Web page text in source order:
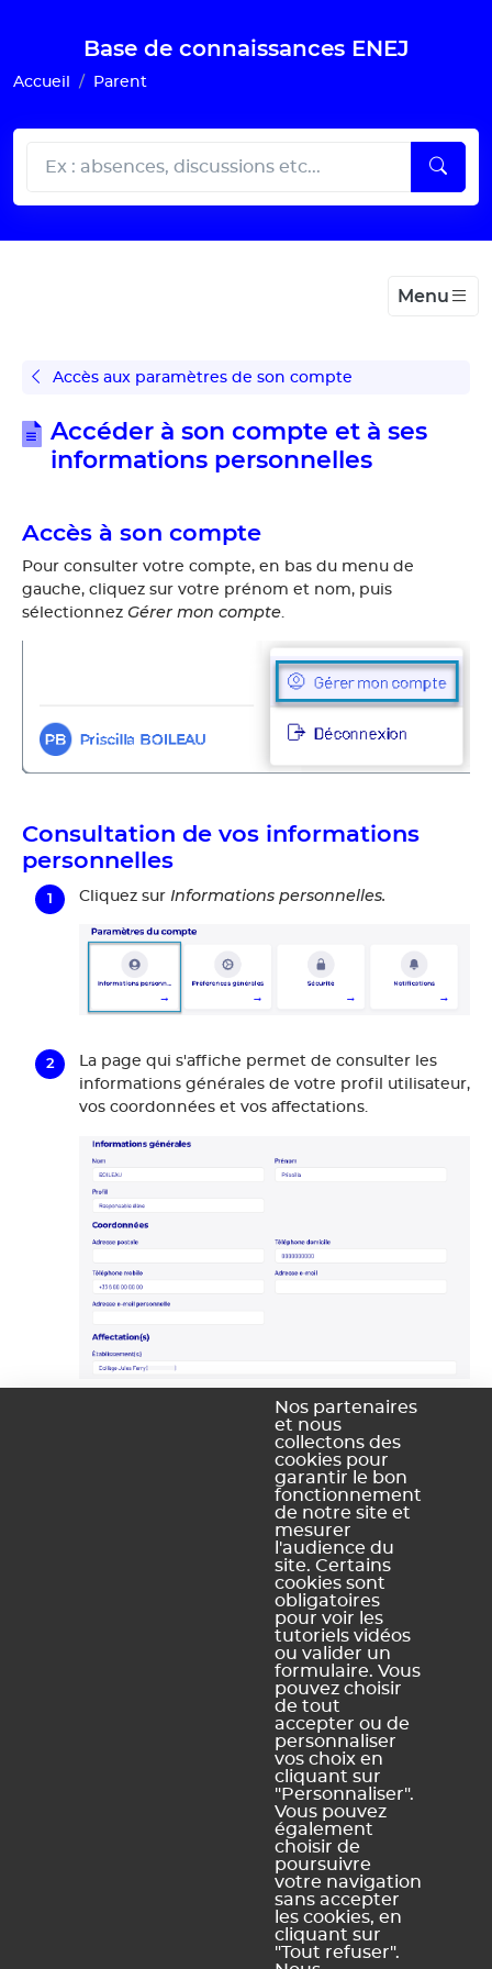
Base de connaissances ENEJ
Accueil Parent
Menu
Accès aux paramètres de son compte
Accéder à son compte et à ses
informations personnelles
Accès à son compte
Pour consulter votre compte, en bas du menu de
gauche, cliquez sur votre prénom et nom, puis
sélectionnez Gérer mon compte
Consultation de vos informations
personnelles
Cliquez sur Informations personnelles.
La page qui s'affiche permet de consulter les
informations générales de votre profil utilisateur,
vos coordonnées et vos affectations.
Cette page ne permet pas de modifier les
informations. Si une erreur est constatée, seul
un administrateur ENEJ de l'établissement peut
la corriger afin que les bonnes informations
soient transmises à l'annuaire ENEJ par
l'Annuaire Académique Fédérateur (AAF).
Ce contenu vous a été utile ?
Pas vraiment
https://docs.index-education.com/docs_fr/fr-enej-
support-fiche-726-2847-acceder-a-son-compte-et-a-ses-
informations-personnelles.php
Nos partenaires
et nous
collectons des
cookies pour
garantir le bon
fonctionnement
de notre site et
mesurer
l'audience du
site. Certains
cookies sont
obligatoires
pour voir les
tutoriels vidéos
ou valider un
formulaire. Vous
pouvez choisir
de tout
accepter ou de
personnaliser
vos choix en
cliquant sur
"Personnaliser".
Vous pouvez
également
choisir de
poursuivre
votre navigation
sans accepter
les cookies, en
cliquant sur
"Tout refuser".